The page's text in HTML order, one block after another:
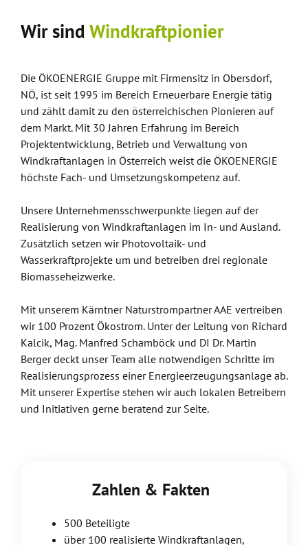
Wir sind Windkraftpionier
Die ÖKOENERGIE Gruppe mit Firmensitz in Obersdorf,
NÖ, ist seit 1995 im Bereich Erneuerbare Energie tätig
und zählt damit zu den österreichischen Pionieren auf
dem Markt. Mit 30 Jahren Erfahrung im Bereich
Projektentwicklung, Betrieb und Verwaltung von
Windkraftanlagen in Österreich weist die ÖKOENERGIE
höchste Fach- und Umsetzungskompetenz auf.
Unsere Unternehmensschwerpunkte liegen auf der
Realisierung von Windkraftanlagen im In- und Ausland.
Zusätzlich setzen wir Photovoltaik- und
Wasserkraftprojekte um und betreiben drei regionale
Biomasseheizwerke.
Mit unserem Kärntner Naturstrompartner AAE vertreiben
wir 100 Prozent Ökostrom. Unter der Leitung von Richard
Kalcik, Mag. Manfred Schamböck und DI Dr. Martin
Berger deckt unser Team alle notwendigen Schritte im
Realisierungsprozess einer Energieerzeugungsanlage ab.
Mit unserer Expertise stehen wir auch lokalen Betreibern
und Initiativen gerne beratend zur Seite.
Zahlen & Fakten
500 Beteiligte
über 100 realisierte Windkraftanlagen,